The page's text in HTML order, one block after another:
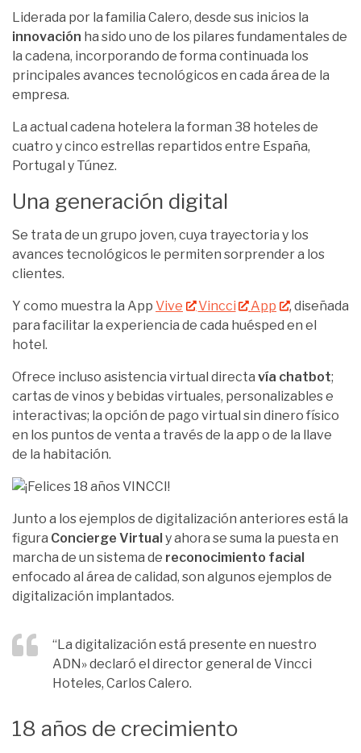
Liderada por la familia Calero, desde sus inicios la
innovación ha sido uno de los pilares fundamentales de
la cadena, incorporando de forma continuada los
principales avances tecnológicos en cada área de la
empresa.
La actual cadena hotelera la forman 38 hoteles de
cuatro y cinco estrellas repartidos entre España,
Portugal y Túnez.
Una generación digital
Se trata de un grupo joven, cuya trayectoria y los
avances tecnológicos le permiten sorprender a los
clientes.
Y como muestra la App Vive Vincci App
, diseñada
para facilitar la experiencia de cada huésped en el
hotel.
Ofrece incluso asistencia virtual directa vía chatbot;
cartas de vinos y bebidas virtuales, personalizables e
interactivas; la opción de pago virtual sin dinero físico
en los puntos de venta a través de la app o de la llave
de la habitación.
Junto a los ejemplos de digitalización anteriores está la
figura Concierge Virtual y ahora se suma la puesta en
marcha de un sistema de reconocimiento facial
enfocado al área de calidad, son algunos ejemplos de
digitalización implantados.
“La digitalización está presente en nuestro
ADN» declaró el director general de Vincci
Hoteles, Carlos Calero.
18 años de crecimiento